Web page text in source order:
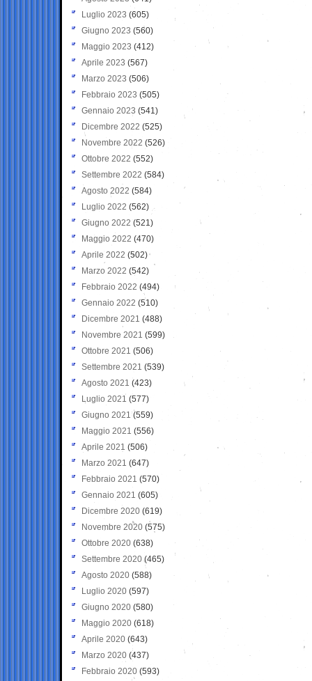
Luglio 2023 (605)
Giugno 2023 (560)
Maggio 2023 (412)
Aprile 2023 (567)
Marzo 2023 (506)
Febbraio 2023 (505)
Gennaio 2023 (541)
Dicembre 2022 (525)
Novembre 2022 (526)
Ottobre 2022 (552)
Settembre 2022 (584)
Agosto 2022 (584)
Luglio 2022 (562)
Giugno 2022 (521)
Maggio 2022 (470)
Aprile 2022 (502)
Marzo 2022 (542)
Febbraio 2022 (494)
Gennaio 2022 (510)
Dicembre 2021 (488)
Novembre 2021 (599)
Ottobre 2021 (506)
Settembre 2021 (539)
Agosto 2021 (423)
Luglio 2021 (577)
Giugno 2021(559)
Maggio 2021 (556)
Aprile 2021 (506)
Marzo 2021 (647)
Febbraio 2021 (570)
Gennaio 2021 (605)
Dicembre 2020 (619)
Novembre 2020 (575)
Ottobre 2020 (638)
Settembre 2020(465)
Agosto 2020 (588)
Luglio 2020 (597)
Giugno 2020 (580)
Maggio 2020 (618)
Aprile 2020 (643)
Marzo 2020 (437)
Febbraio 2020 (593)